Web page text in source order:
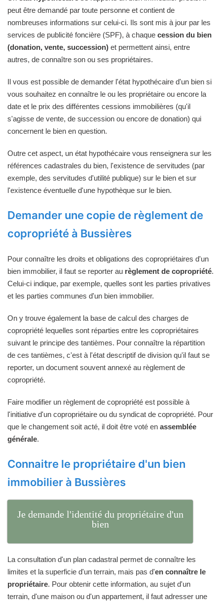
peut être demandé par toute personne et contient de
nombreuses informations sur celui-ci. Ils sont mis à jour par les
services de publicité foncière (SPF), à chaque cession du bien
(donation, vente, succession) et permettent ainsi, entre
autres, de connaître son ou ses propriétaires.
Il vous est possible de demander l'état hypothécaire d'un bien si
vous souhaitez en connaître le ou les propriétaire ou encore la
date et le prix des différentes cessions immobilières (qu'il
s'agisse de vente, de succession ou encore de donation) qui
concernent le bien en question.
Outre cet aspect, un état hypothécaire vous renseignera sur les
références cadastrales du bien, l'existence de servitudes (par
exemple, des servitudes d'utilité publique) sur le bien et sur
l'existence éventuelle d'une hypothèque sur le bien.
Demander une copie de règlement de
copropriété à Bussières
Pour connaître les droits et obligations des copropriétaires d'un
bien immobilier, il faut se reporter au règlement de copropriété.
Celui-ci indique, par exemple, quelles sont les parties privatives
et les parties communes d'un bien immobilier.
On y trouve également la base de calcul des charges de
copropriété lequelles sont réparties entre les copropriétaires
suivant le principe des tantièmes. Pour connaître la répartition
de ces tantièmes, c'est à l'état descriptif de division qu'il faut se
reporter, un document souvent annexé au règlement de
copropriété.
Faire modifier un règlement de copropriété est possible à
l'initiative d'un copropriétaire ou du syndicat de copropriété. Pour
que le changement soit acté, il doit être voté en assemblée
générale.
Connaitre le propriétaire d'un bien
immobilier à Bussières
Je demande l'identité du propriétaire d'un
bien
La consultation d'un plan cadastral permet de connaître les
limites et la superficie d'un terrain, mais pas d'en connaître le
propriétaire. Pour obtenir cette information, au sujet d'un
terrain, d'une maison ou d'un appartement, il faut adresser une